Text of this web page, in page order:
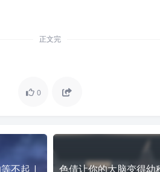
正文完
0
不起 |
色倩让你的大脑变得